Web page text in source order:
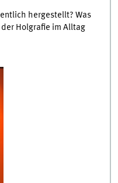
hergestellt? Was
Holgrafie im Alltag